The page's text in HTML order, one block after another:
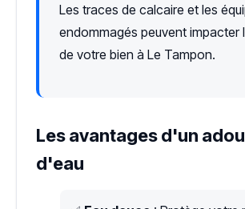
Les traces de calcaire et les
endommagés peuvent impacter
de votre bien à Le Tampon.
Les avantages d'un
d'eau